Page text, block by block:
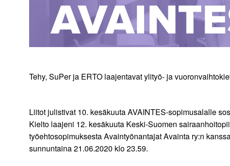
Tehy, SuPer ja ERTO laajentavat ylityö- ja
Liitot julistivat 10. kesäkuuta AVAINTES-sopimusalalle
Kielto laajeni 12. kesäkuuta Keski-Suomen
työehtosopimuksesta Avaintyönantajat Avainta ry:n
sunnuntaina 21.06.2020 klo 23.59.